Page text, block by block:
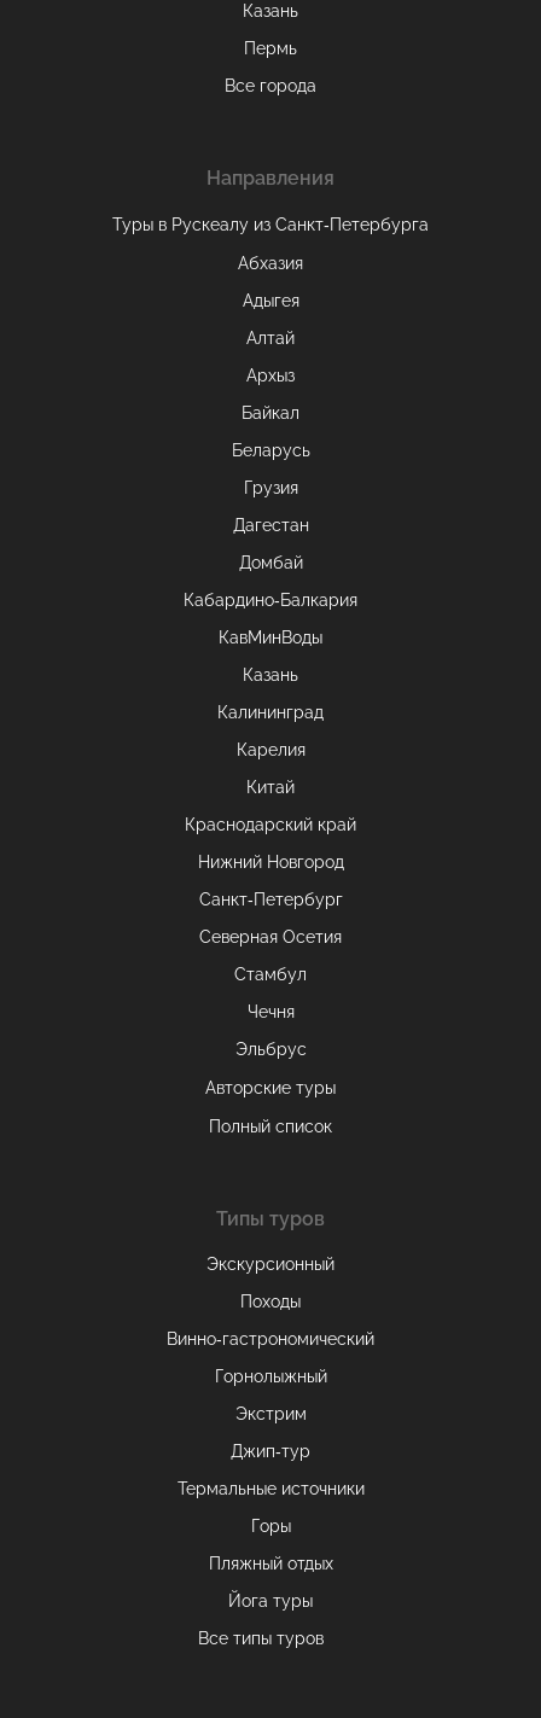
Казань
Пермь
Все города
Направления
Туры в Рускеалу из Санкт‑Петербурга
Абхазия
Адыгея
Алтай
Архыз
Байкал
Беларусь
Грузия
Дагестан
Домбай
Кабардино-Балкария
КавМинВоды
Казань
Калининград
Карелия
Китай
Краснодарский край
Нижний Новгород
Санкт-Петербург
Северная Осетия
Стамбул
Чечня
Эльбрус
Авторские туры
Полный список
Типы туров
Экскурсионный
Походы
Винно-гастрономический
Горнолыжный
Экстрим
Джип-тур
Термальные источники
Горы
Пляжный отдых
Йога туры
Все типы туров